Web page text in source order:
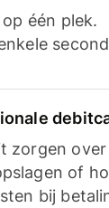
één plek.
zorgen over
of
bij